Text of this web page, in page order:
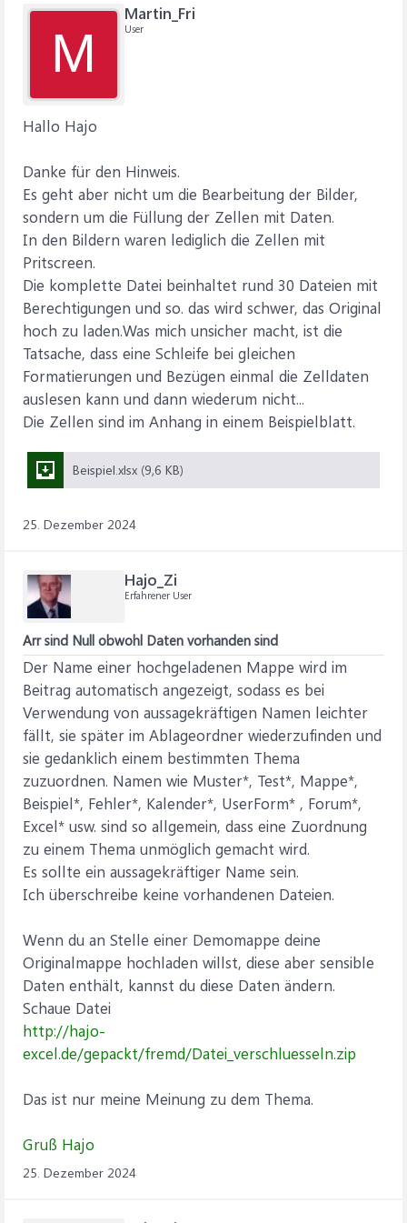
M
Martin_Fri
User
Hallo Hajo
Danke für den Hinweis.
Es geht aber nicht um die Bearbeitung der Bilder,
sondern um die Füllung der Zellen mit Daten.
In den Bildern waren lediglich die Zellen mit
Pritscreen.
Die komplette Datei beinhaltet rund 30 Dateien mit
Berechtigungen und so. das wird schwer, das Original
hoch zu laden.Was mich unsicher macht, ist die
Tatsache, dass eine Schleife bei gleichen
Formatierungen und Bezügen einmal die Zelldaten
auslesen kann und dann wiederum nicht...
Die Zellen sind im Anhang in einem Beispielblatt.
Beispiel.xlsx (9,6 KB)
25. Dezember 2024
Hajo_Zi
Erfahrener User
Arr sind Null obwohl Daten vorhanden sind
Der Name einer hochgeladenen Mappe wird im
Beitrag automatisch angezeigt, sodass es bei
Verwendung von aussagekräftigen Namen leichter
fällt, sie später im Ablageordner wiederzufinden und
sie gedanklich einem bestimmten Thema
zuzuordnen. Namen wie Muster*, Test*, Mappe*,
Beispiel*, Fehler*, Kalender*, UserForm* , Forum*,
Excel* usw. sind so allgemein, dass eine Zuordnung
zu einem Thema unmöglich gemacht wird.
Es sollte ein aussagekräftiger Name sein.
Ich überschreibe keine vorhandenen Dateien.
Wenn du an Stelle einer Demomappe deine
Originalmappe hochladen willst, diese aber sensible
Daten enthält, kannst du diese Daten ändern.
Schaue Datei
http://hajo-
excel.de/gepackt/fremd/Datei_verschluesseln.zip
Das ist nur meine Meinung zu dem Thema.
Gruß Hajo
25. Dezember 2024